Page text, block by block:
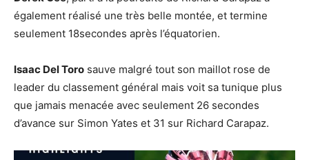
également réalisé une très belle montée, et termine
seulement 18secondes après l’équatorien.
Isaac Del Toro sauve malgré tout son maillot rose de
leader du classement général mais voit sa tunique plus
que jamais menacée avec seulement 26 secondes
d’avance sur Simon Yates et 31 sur Richard Carapaz.